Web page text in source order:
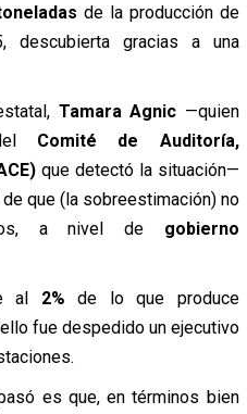
de la producción de
descubierta gracias a una
Tamara Agnic —quien
Comité de Auditoría,
que detectó la situación—
que (la sobreestimación) no
a nivel de gobierno
al 2% de lo que produce
fue despedido un ejecutivo
es que, en términos bien